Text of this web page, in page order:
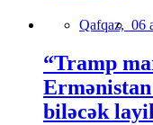
Qafqaz, 06
“Tramp
Ermənistan
biləcək